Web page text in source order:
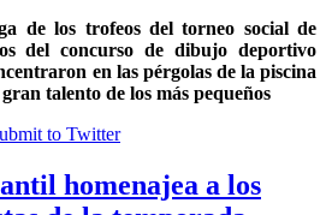
de los trofeos del torneo social de
del concurso de dibujo deportivo
en las pérgolas de la piscina
talento de los más pequeños
homenajea a los